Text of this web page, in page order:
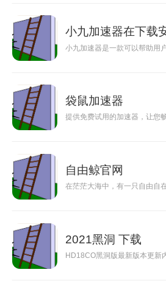
小九加速器在下载
小九加速器是一款可以帮助用
袋鼠加速器
提供免费试用的加速器，让您
自由鲸官网
在茫茫大海中，有一只自由自
2021黑洞 下载
HD18CO黑洞版最新版本更新